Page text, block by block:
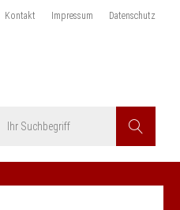
Kontakt Impressum Datenschutz
Suchen